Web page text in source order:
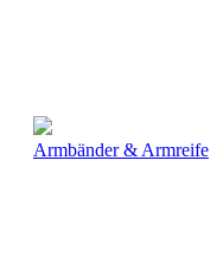
Armbänder & Armreife